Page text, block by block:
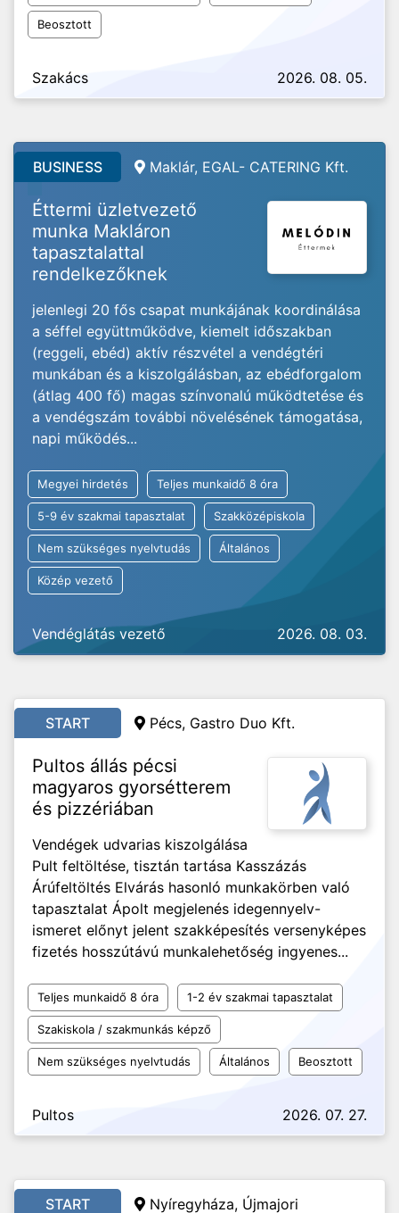
Beosztott
Szakács 2026. 08. 05.
BUSINESS Maklár, EGAL- CATERING Kft.
Éttermi üzletvezető
munka Makláron
tapasztalattal
rendelkezőknek
jelenlegi 20 fős csapat munkájának koordinálása
a séffel együttműködve, kiemelt időszakban
(reggeli, ebéd) aktív részvétel a vendégtéri
munkában és a kiszolgálásban, az ebédforgalom
(átlag 400 fő) magas színvonalú működtetése és
a vendégszám további növelésének támogatása,
napi működés...
Megyei hirdetés Teljes munkaidő 8 óra
5-9 év szakmai tapasztalat Szakközépiskola
Nem szükséges nyelvtudás Általános
Közép vezető
Vendéglátás vezető 2026. 08. 03.
START Pécs, Gastro Duo Kft.
Pultos állás pécsi
magyaros gyorsétterem
és pizzériában
Vendégek udvarias kiszolgálása
Pult feltöltése, tisztán tartása Kasszázás
Árúfeltöltés Elvárás hasonló munkakörben való
tapasztalat Ápolt megjelenés idegennyelv-
ismeret előnyt jelent szakképesítés versenyképes
fizetés hosszútávú munkalehetőség ingyenes...
Teljes munkaidő 8 óra 1-2 év szakmai tapasztalat
Szakiskola / szakmunkás képző
Nem szükséges nyelvtudás Általános Beosztott
Pultos 2026. 07. 27.
START Nyíregyháza, Újmajori